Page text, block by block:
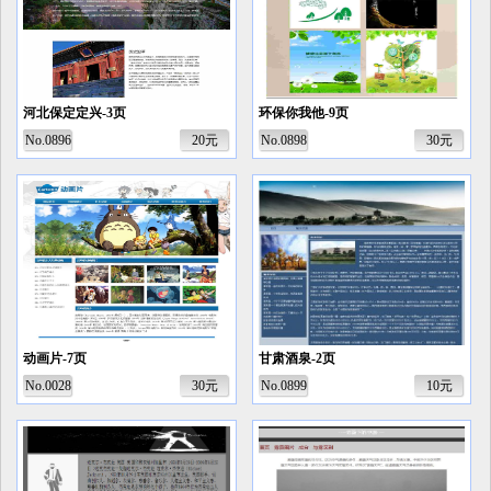
河北保定定兴-3页
No.0896
20元
环保你我他-9页
No.0898
30元
动画片-7页
No.0028
30元
甘肃酒泉-2页
No.0899
10元